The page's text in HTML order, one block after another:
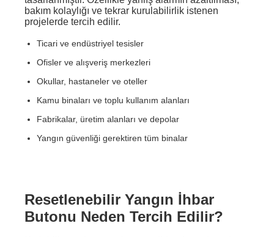
bakım kolaylığı ve tekrar kurulabilirlik istenen
projelerde tercih edilir.
Ticari ve endüstriyel tesisler
Ofisler ve alışveriş merkezleri
Okullar, hastaneler ve oteller
Kamu binaları ve toplu kullanım alanları
Fabrikalar, üretim alanları ve depolar
Yangın güvenliği gerektiren tüm binalar
Resetlenebilir Yangın İhbar
Butonu Neden Tercih Edilir?